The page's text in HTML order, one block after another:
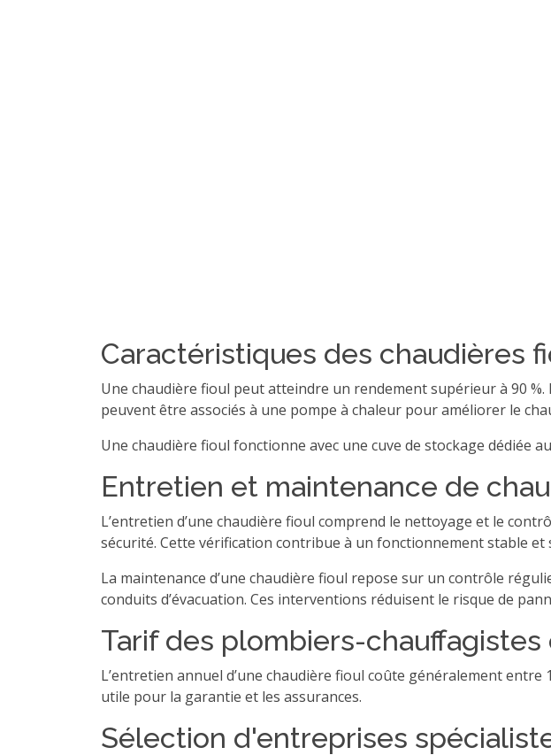
Caractéristiques des chaudières
Une chaudière fioul peut atteindre un rendement supérieur à 90
peuvent être associés à une pompe à chaleur pour améliorer le
Une chaudière fioul fonctionne avec une cuve de stockage dédiée
Entretien et maintenance de
L’entretien d’une chaudière fioul comprend le nettoyage et le
sécurité. Cette vérification contribue à un fonctionnement stable et
La maintenance d’une chaudière fioul repose sur un contrôle
conduits d’évacuation. Ces interventions réduisent le risque de
Tarif des plombiers-chauffagistes
L’entretien annuel d’une chaudière fioul coûte généralement
utile pour la garantie et les assurances.
Sélection d'entreprises